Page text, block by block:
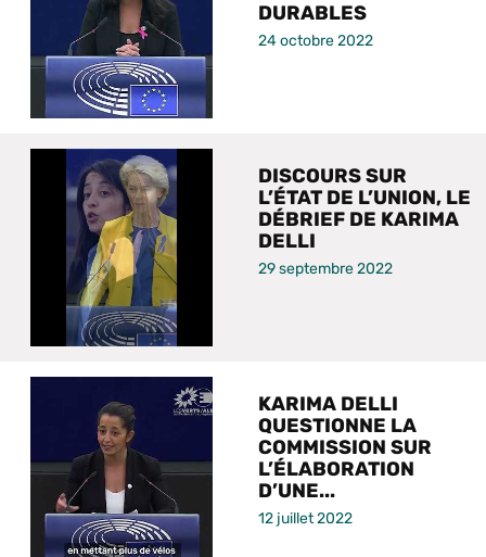
DURABLES
24 octobre 2022
DISCOURS SUR
L’ÉTAT DE L’UNION, LE
DÉBRIEF DE KARIMA
DELLI
29 septembre 2022
KARIMA DELLI
QUESTIONNE LA
COMMISSION SUR
L’ÉLABORATION
D’UNE...
12 juillet 2022